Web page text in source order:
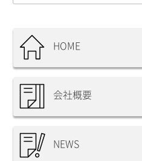
HOME
会社概要
NEWS